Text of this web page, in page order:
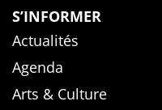
S’INFORMER
Actualités
Agenda
Arts & Culture